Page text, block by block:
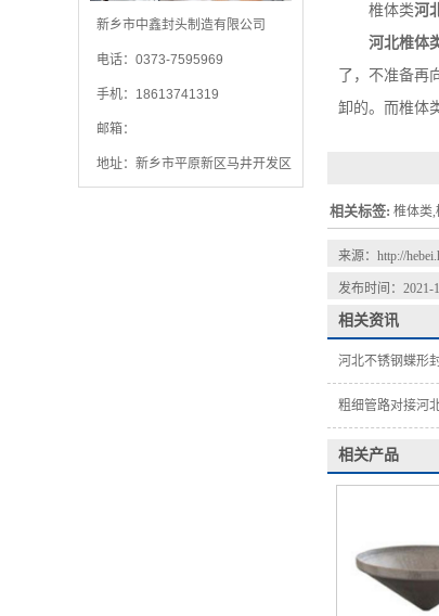
新乡市中鑫封头制造有限公司
电话：0373-7595969
手机：18613741319
邮箱：
地址：新乡市平原新区马井开发区
椎体类河
河北椎体
了，不准备
卸的。而椎体
相关标签: 椎体类,
来源： http://
发布时间：2021-
相关资讯
河北不锈钢蝶形
粗细管路对接河
相关产品